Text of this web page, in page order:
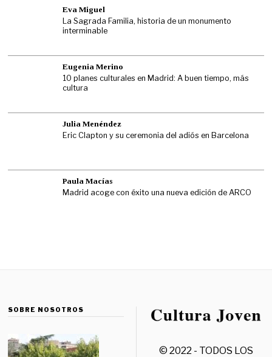
Eva Miguel
La Sagrada Familia, historia de un monumento
interminable
Eugenia Merino
10 planes culturales en Madrid: A buen tiempo, más
cultura
Julia Menéndez
Eric Clapton y su ceremonia del adiós en Barcelona
Paula Macías
Madrid acoge con éxito una nueva edición de ARCO
SOBRE NOSOTROS
© 2022 - TODOS LOS